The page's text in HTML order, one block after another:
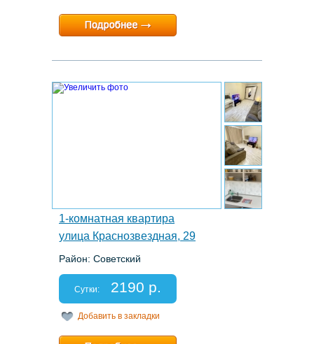
Минимальный срок:1 суток
Расчетный час:12:00
1-комнатная квартира
улица Краснозвездная, 29
Район: Советский
Спальных мест: 2
Отчетные документы: нет
Сутки: 2190 р.
Добавить в закладки
Минимальный срок:1 суток